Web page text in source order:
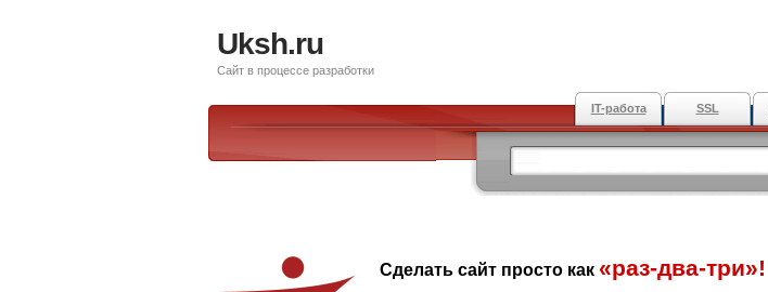
Uksh.ru
Сайт в процессе разработки
IT-работа SSL
Сделать сайт просто как «раз-два-три»!